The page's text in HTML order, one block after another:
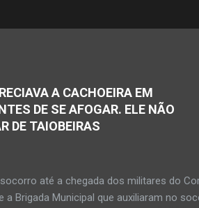
A CACHOEIRA EM
DE SE AFOGAR. ELE NÃO
DE TAIOBEIRAS
até a chegada dos militares do
a Brigada Municipal que auxiliaram no